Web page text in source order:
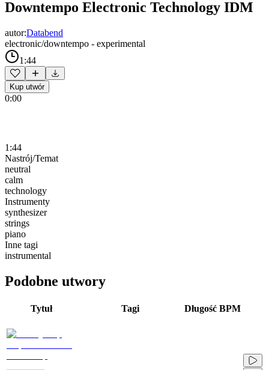
Downtempo Electronic Technology IDM
autor:Databend
electronic/downtempo - experimental
1:44
Kup utwór
0:00
1:44
Nastrój/Temat
neutral
calm
technology
Instrumenty
synthesizer
strings
piano
Inne tagi
instrumental
Podobne utwory
Tytuł Tagi Długość BPM